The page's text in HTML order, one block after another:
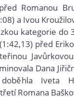
Romanou
a Ivou
kategorie do
před
Dana
Iveta
Romana